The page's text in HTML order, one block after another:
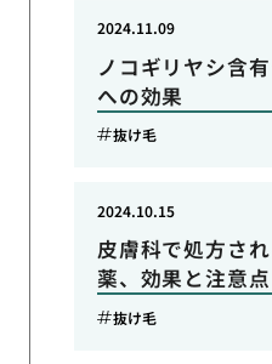
ノコギリヤシ含
への効果
2024.11.09
抜け毛
皮膚科で処方さ
薬、効果と注意点
2024.10.15
抜け毛